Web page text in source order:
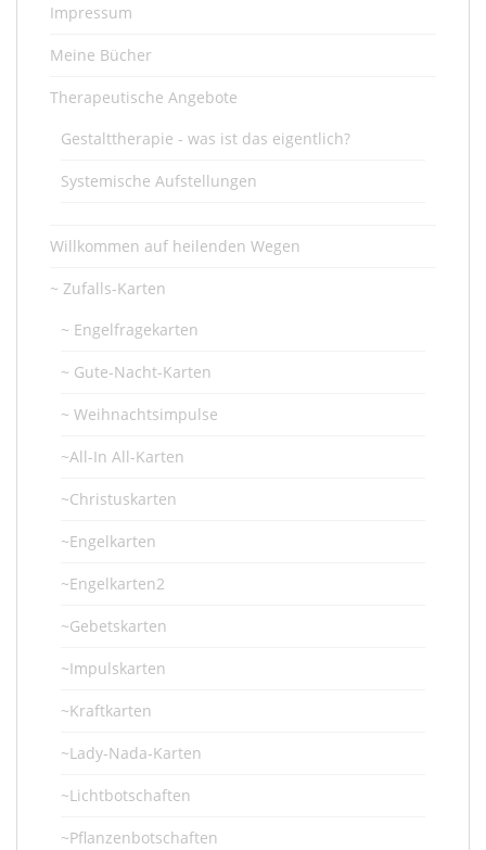
Impressum
Meine Bücher
Therapeutische Angebote
Gestalttherapie - was ist das eigentlich?
Systemische Aufstellungen
Willkommen auf heilenden Wegen
~ Zufalls-Karten
~ Engelfragekarten
~ Gute-Nacht-Karten
~ Weihnachtsimpulse
~All-In All-Karten
~Christuskarten
~Engelkarten
~Engelkarten2
~Gebetskarten
~Impulskarten
~Kraftkarten
~Lady-Nada-Karten
~Lichtbotschaften
~Pflanzenbotschaften